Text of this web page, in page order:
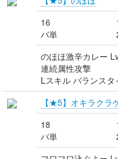
16
バ単
のほほ激辛カレー
連続属性攻撃
Lスキル バランスタ
【★5】オキラクラ
18
バ単